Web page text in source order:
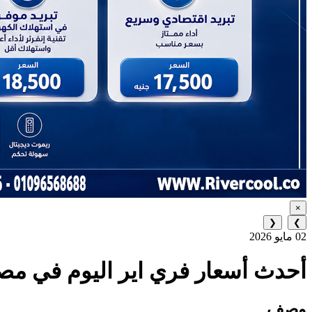
×
❯
❮
02 مايو 2026
أحدث أسعار فري اير اليوم في